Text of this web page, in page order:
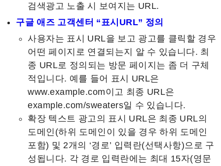
검색광고 노출 시 보여지는 URL.
구글 애즈 고객센터 “표시URL” 정의
사용자는 표시 URL을 보고 광고를 클릭할 경우
어떤 페이지로 연결되는지 알 수 있습니다. 최
종 URL로 정의되는 방문 페이지는 좀 더 구체
적입니다. 예를 들어 표시 URL은
www.example.com이고 최종 URL은
example.com/sweaters일 수 있습니다.
확장 텍스트 광고의 표시 URL은 최종 URL의
도메인(하위 도메인이 있을 경우 하위 도메인
포함) 및 2개의 ‘경로’ 입력란(선택사항)으로 구
성됩니다. 각 경로 입력란에는 최대 15자(영문